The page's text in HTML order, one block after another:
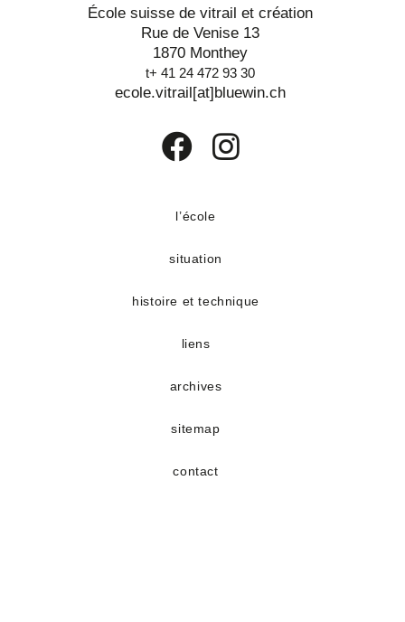
École suisse de vitrail et création
Rue de Venise 13
1870 Monthey
t+ 41 24 472 93 30
ecole.vitrail[at]bluewin.ch
l’école
situation
histoire et technique
liens
archives
sitemap
contact